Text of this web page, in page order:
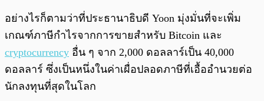
อย่างไรก็ตามว่าที่ประธานาธิบดี Yoon มุ่งมั่นที่จะเพิ่ม
เกณฑ์ภาษีกำไรจากการขายสำหรับ Bitcoin และ
cryptocurrency อื่น ๆ จาก 2,000 ดอลลาร์เป็น 40,000
ดอลลาร์ ซึ่งเป็นหนึ่งในค่าเผื่อปลอดภาษีที่เอื้ออำนวยต่อ
นักลงทุนที่สุดในโลก